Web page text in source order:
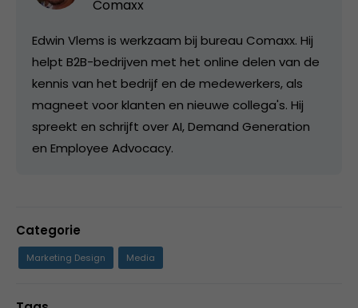
Comaxx
Edwin Vlems is werkzaam bij bureau Comaxx. Hij
helpt B2B-bedrijven met het online delen van de
kennis van het bedrijf en de medewerkers, als
magneet voor klanten en nieuwe collega's. Hij
spreekt en schrijft over AI, Demand Generation
en Employee Advocacy.
Categorie
Marketing Design Media